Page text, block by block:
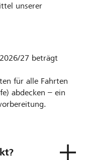
unserer
27 beträgt
für alle Fahrten
abdecken – ein